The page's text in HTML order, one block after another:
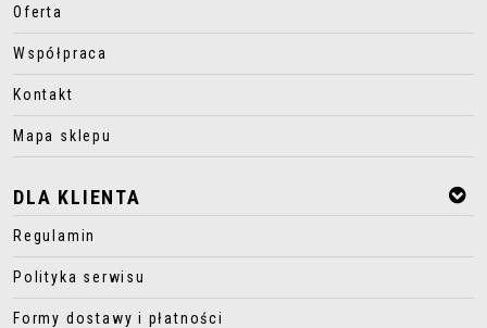
Oferta
Współpraca
Kontakt
Mapa sklepu
DLA KLIENTA
Regulamin
Polityka serwisu
Formy dostawy i płatności